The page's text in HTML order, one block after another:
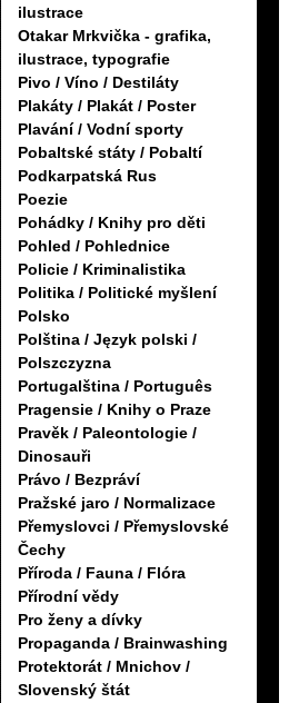
ilustrace
Otakar Mrkvička - grafika,
ilustrace, typografie
Pivo / Víno / Destiláty
Plakáty / Plakát / Poster
Plavání / Vodní sporty
Pobaltské státy / Pobaltí
Podkarpatská Rus
Poezie
Pohádky / Knihy pro děti
Pohled / Pohlednice
Policie / Kriminalistika
Politika / Politické myšlení
Polsko
Polština / Język polski /
Polszczyzna
Portugalština / Português
Pragensie / Knihy o Praze
Pravěk / Paleontologie /
Dinosauři
Právo / Bezpráví
Pražské jaro / Normalizace
Přemyslovci / Přemyslovské
Čechy
Příroda / Fauna / Flóra
Přírodní vědy
Pro ženy a dívky
Propaganda / Brainwashing
Protektorát / Mnichov /
Slovenský štát